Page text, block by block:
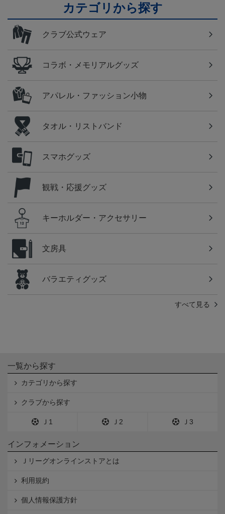
カテゴリから探す
クラブ公式ウェア
コラボ・メモリアルグッズ
アパレル・ファッション小物
タオル・リストバンド
スマホグッズ
観戦・応援グッズ
キーホルダー・アクセサリー
文房具
バラエティグッズ
すべて見る
一覧から探す
カテゴリから探す
クラブから探す
Ｊ1 Ｊ2 Ｊ3
インフォメーション
Ｊリーグオンラインストアとは
利用規約
個人情報保護方針